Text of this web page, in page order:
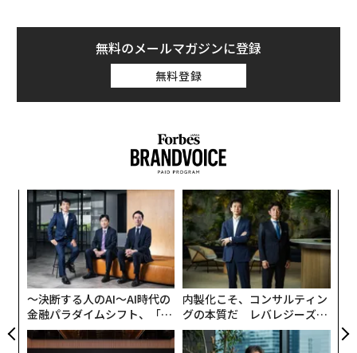
無料のメールマガジンに登録
無料登録
〜決断する人のAI〜AI時代の
金融パラダイムシフト、「超
個別化」の核心 【MUFG×ウ
ェルスナビ×PwC】
内製化こそ、コンサルティン
グの本質だ レバレジーズが
実践する、次世代ファームの
全貌